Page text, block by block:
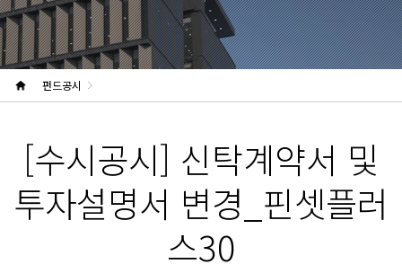
펀드공시
[수시공시] 신탁계약서 및
투자설명서 변경_핀셋플러
스30